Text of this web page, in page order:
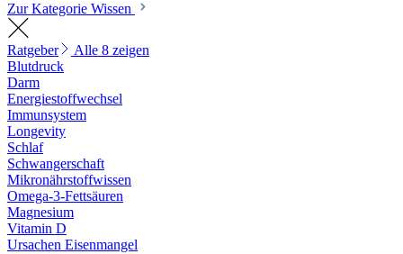
Zur Kategorie Wissen
Ratgeber
Alle 8 zeigen
Blutdruck
Darm
Energiestoffwechsel
Immunsystem
Longevity
Schlaf
Schwangerschaft
Mikronährstoffwissen
Omega-3-Fettsäuren
Magnesium
Vitamin D
Ursachen Eisenmangel